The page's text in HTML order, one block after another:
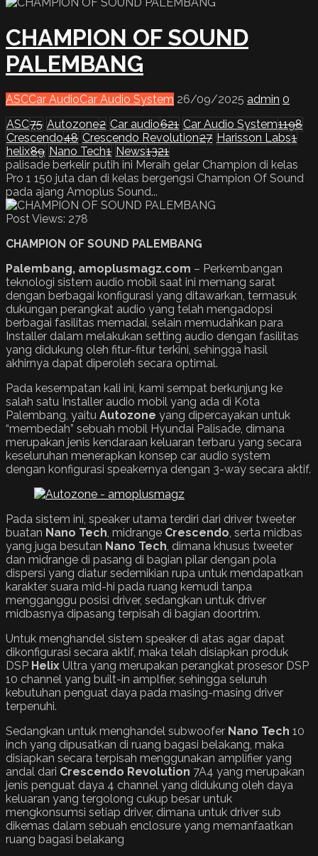
CHAMPION OF SOUND
PALEMBANG
ASCCar AudioCar Audio System 26/09/2025 admin 0
ASC75 Autozone2 Car audio621 Car Audio System1198
Crescendo48 Crescendo Revolution27 Harisson Labs1
helix89 Nano Tech1 News1321
palisade berkelir putih ini Meraih gelar Champion di kelas
Pro 1 150 juta dan di kelas bergengsi Champion Of Sound
pada ajang Amoplus Sound...
Post Views: 278
CHAMPION OF SOUND PALEMBANG
Palembang, amoplusmagz.com – Perkembangan
teknologi sistem audio mobil saat ini memang sarat
dengan berbagai konfigurasi yang ditawarkan, termasuk
dukungan perangkat audio yang telah mengadopsi
berbagai fasilitas memadai, selain memudahkan para
Installer dalam melakukan setting audio dengan fasilitas
yang didukung oleh fitur-fitur terkini, sehingga hasil
akhirnya dapat diperoleh secara optimal.
Pada kesempatan kali ini, kami sempat berkunjung ke
salah satu Installer audio mobil yang ada di Kota
Palembang, yaitu Autozone yang dipercayakan untuk
“membedah” sebuah mobil Hyundai Palisade, dimana
merupakan jenis kendaraan keluaran terbaru yang secara
keseluruhan menerapkan konsep car audio system
dengan konfigurasi speakernya dengan 3-way secara aktif.
Pada sistem ini, speaker utama terdiri dari driver tweeter
buatan Nano Tech , midrange Crescendo , serta midbas
yang juga besutan Nano Tech , dimana khusus tweeter
dan midrange di pasang di bagian pilar dengan pola
dispersi yang diatur sedemikian rupa untuk mendapatkan
karakter suara mid-hi pada ruang kemudi tanpa
mengganggu posisi driver, sedangkan untuk driver
midbasnya dipasang terpisah di bagian doortrim.
Untuk menghandel sistem speaker di atas agar dapat
dikonfigurasi secara aktif, maka telah disiapkan produk
DSP Helix Ultra yang merupakan perangkat prosesor DSP
10 channel yang built-in amplfier, sehingga seluruh
kebutuhan penguat daya pada masing-masing driver
terpenuhi.
Sedangkan untuk menghandel subwoofer Nano Tech 10
inch yang dipusatkan di ruang bagasi belakang, maka
disiapkan secara terpisah menggunakan amplifier yang
andal dari Crescendo Revolution 7A4 yang merupakan
jenis penguat daya 4 channel yang didukung oleh daya
keluaran yang tergolong cukup besar untuk
mengkonsumsi setiap driver, dimana untuk driver sub
dikemas dalam sebuah enclosure yang memanfaatkan
ruang bagasi belakang